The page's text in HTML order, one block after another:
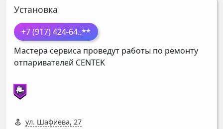
Установка
+7 (917) 424-64..**
Мастера сервиса проведут работы по ремонту
отпаривателей CENTEK
ул. Шафиева, 27